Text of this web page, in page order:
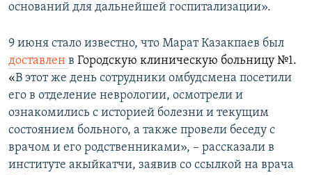
оснований для дальнейшей госпитализации».
9 июня стало известно, что Марат Казакпаев был
доставлен в Городскую клиническую больницу №1.
«В этот же день сотрудники омбудсмена посетили
его в отделение неврологии, осмотрели и
ознакомились с историей болезни и текущим
состоянием больного, а также провели беседу с
врачом и его родственниками», – рассказали в
институте акыйкатчи, заявив со ссылкой на врача